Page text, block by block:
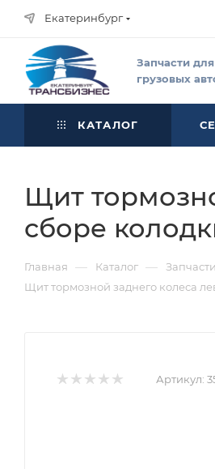
Екатеринбург
Запчасти
грузовых
КАТАЛОГ
Щит
сборе
Главная — Каталог —
Щит тормозной заднего колеса
Артикул: